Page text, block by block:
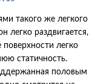
такого же легкого
легко раздвигается,
поверхности легко
статичность.
половым